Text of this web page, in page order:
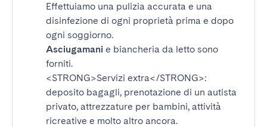
Effettuiamo una pulizia accurata e una
disinfezione di ogni proprietà prima e dopo
ogni soggiorno.
Asciugamani e biancheria da letto sono
forniti.
<STRONG>Servizi extra</STRONG>:
deposito bagagli, prenotazione di un autista
privato, attrezzature per bambini, attività
ricreative e molto altro ancora.